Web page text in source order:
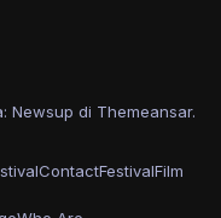
Newsup di Themeansar.
ContactFestivalFilm